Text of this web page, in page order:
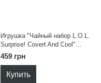
Игрушка "Чайный набор L.O.L.
Surprise! Covert And Cool"
Technok Toys 2758
459 грн
Купить